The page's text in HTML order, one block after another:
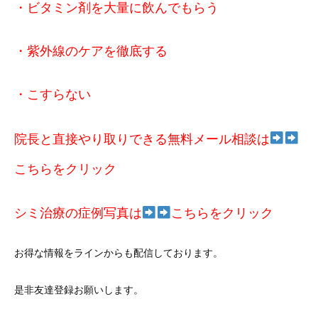
・ビタミン剤を大量に飲んでもらう
・紫外線のケアを徹底する
・こすらない
院長と直接やり取りできる無料メール相談は
こちらをクリック
シミ治療の症例写真は こ ちらをクリック
お得な情報をラインからも配信しております。
是非友達登録お願いします。